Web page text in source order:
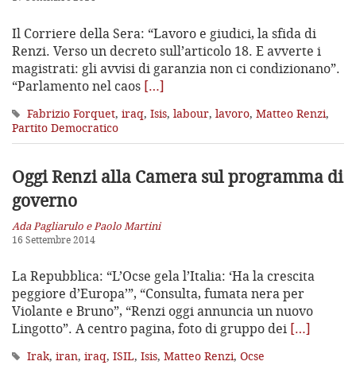
Il Corriere della Sera: “Lavoro e giudici, la sfida di
Renzi. Verso un decreto sull’articolo 18. E avverte i
magistrati: gli avvisi di garanzia non ci condizionano”.
“Parlamento nel caos […]
Fabrizio Forquet, iraq, Isis, labour, lavoro, Matteo Renzi,
Partito Democratico
Oggi Renzi alla Camera sul programma di
governo
Ada Pagliarulo e Paolo Martini
16 Settembre 2014
La Repubblica: “L’Ocse gela l’Italia: ‘Ha la crescita
peggiore d’Europa’”, “Consulta, fumata nera per
Violante e Bruno”, “Renzi oggi annuncia un nuovo
Lingotto”. A centro pagina, foto di gruppo dei […]
Irak, iran, iraq, ISIL, Isis, Matteo Renzi, Ocse